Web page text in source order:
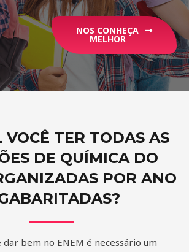
NOS CONHEÇA
MELHOR
VOCÊ TER TODAS AS
DE QUÍMICA DO
POR ANO
dar bem no ENEM é necessário um